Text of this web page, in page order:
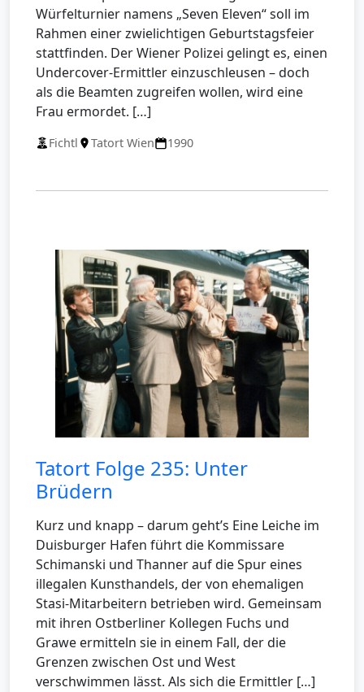
Würfelturnier namens „Seven Eleven“ soll im
Rahmen einer zwielichtigen Geburtstagsfeier
stattfinden. Der Wiener Polizei gelingt es, einen
Undercover-Ermittler einzuschleusen – doch
als die Beamten zugreifen wollen, wird eine
Frau ermordet. […]
Fichtl Tatort Wien 1990
Tatort Folge 235: Unter
Brüdern
Kurz und knapp – darum geht’s Eine Leiche im
Duisburger Hafen führt die Kommissare
Schimanski und Thanner auf die Spur eines
illegalen Kunsthandels, der von ehemaligen
Stasi-Mitarbeitern betrieben wird. Gemeinsam
mit ihren Ostberliner Kollegen Fuchs und
Grawe ermitteln sie in einem Fall, der die
Grenzen zwischen Ost und West
verschwimmen lässt. Als sich die Ermittler […]